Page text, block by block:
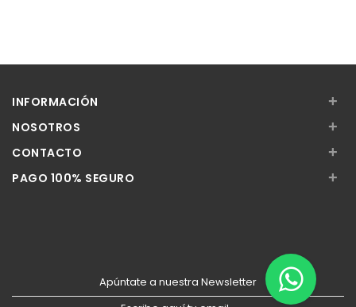
INFORMACIÓN +
NOSOTROS +
CONTACTO +
PAGO 100% SEGURO +
Apúntate a nuestra Newsletter